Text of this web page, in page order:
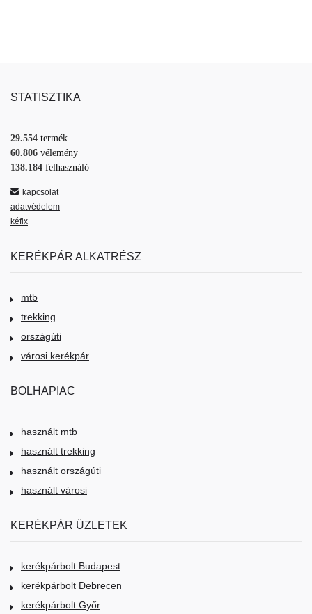
STATISZTIKA
29.554 termék
60.806 vélemény
138.184 felhasználó
kapcsolat
adatvédelem
kéfix
KERÉKPÁR ALKATRÉSZ
mtb
trekking
országúti
városi kerékpár
BOLHAPIAC
használt mtb
használt trekking
használt országúti
használt városi
KERÉKPÁR ÜZLETEK
kerékpárbolt Budapest
kerékpárbolt Debrecen
kerékpárbolt Győr